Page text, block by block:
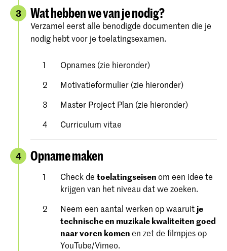
keuze onder Hogeschool der Kunsten Den Haag
(Koninklijke Academie/Koninklijk
Conservatorium Den Haag). Volg alle stappen
zorgvuldig en bevestig je aanmelding.
van Studielink.
3 Wat hebben we van je nodig?
Verzamel eerst alle benodigde documenten die je
nodig hebt voor je toelatingsexamen.
Opnames (zie hieronder)
Motivatieformulier (zie hieronder)
Master Project Plan (zie hieronder)
Curriculum vitae
4 Opname maken
Check detoelatingseisenom een ​​idee te
krijgen van het niveau dat we zoeken.
Neem een aantal werken op waaruit je
technische en muzikale kwaliteiten goed
naar voren komenen zet de filmpjes op
YouTube/Vimeo.